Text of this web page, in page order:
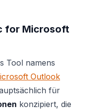
for Microsoft
Tool namens
Outlook
für
konzipiert, die